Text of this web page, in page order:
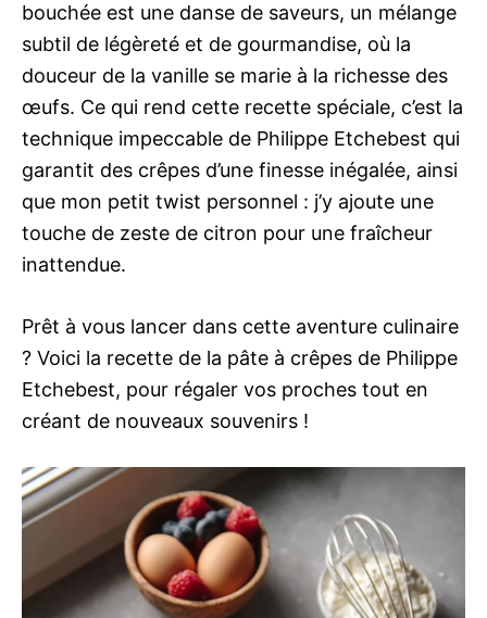
bouchée est une danse de saveurs, un mélange
subtil de légèreté et de gourmandise, où la
douceur de la vanille se marie à la richesse des
œufs. Ce qui rend cette recette spéciale, c’est la
technique impeccable de Philippe Etchebest qui
garantit des crêpes d’une finesse inégalée, ainsi
que mon petit twist personnel : j’y ajoute une
touche de zeste de citron pour une fraîcheur
inattendue.
Prêt à vous lancer dans cette aventure culinaire
? Voici la recette de la pâte à crêpes de Philippe
Etchebest, pour régaler vos proches tout en
créant de nouveaux souvenirs !